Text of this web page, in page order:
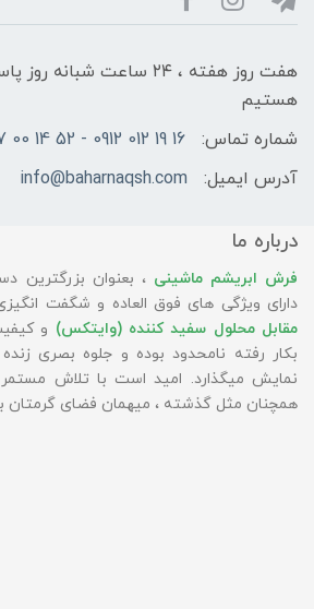
هفت روز هفته ، ۲۴ ساعت
هستیم
شماره تماس:
16 19 012 0912 - 52 14 00 77 021
آدرس ایمیل:
info@baharnaqsh.com
درباره ما
فرش ابریشم ماشینی ، بعنوان بزرگترین
دارای ویژگی های فوق العاده و شگفت
مقابل محلول سفید کننده (وایتکس) و
بکار رفته نامحدود بوده و جلوه بصری
نمایش میگذارد. امید است با تلاش
همچنان مثل گذشته ، میهمان فضای گرمتان